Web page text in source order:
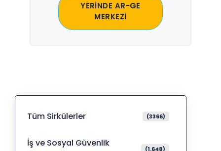
YERİNDE AR-GE
MERKEZİ
Tüm Sirkülerler (3366)
İş ve Sosyal Güvenlik
(1.648)